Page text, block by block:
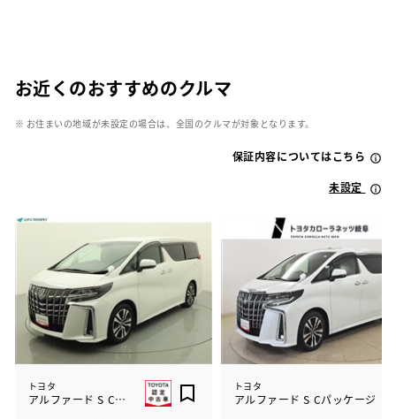
お近くのおすすめのクルマ
※ お住まいの地域が未設定の場合は、全国のクルマが対象となります。
保証内容についてはこちら
未設定
トヨタ
アルファード S Cパッケージ
トヨタ
アルファード S Cパッケージ